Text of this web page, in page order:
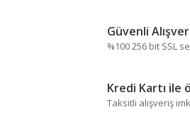
görüntülenemiyor.
Ürün açıklamasında eksik
Ürün fiyatı diğer sitelerden
Bu ürüne benzer farklı
Güvenli
%100 256 bit SSL
Kredi Kartı ile
Taksitli alışveriş